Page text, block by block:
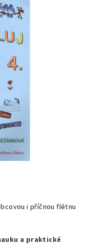
i příčnou flétnu
a praktické